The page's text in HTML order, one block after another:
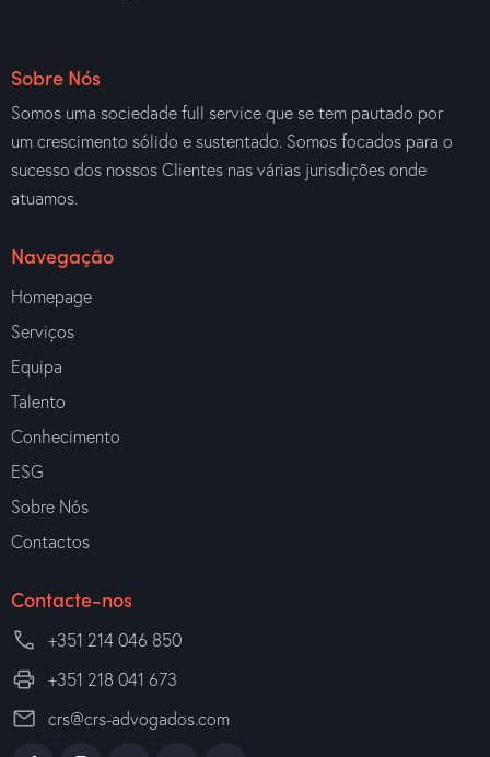
Sobre Nós
Somos uma sociedade full service que se tem pautado por
um crescimento sólido e sustentado. Somos focados para o
sucesso dos nossos Clientes nas várias jurisdições onde
atuamos.
Navegação
Homepage
Serviços
Equipa
Talento
Conhecimento
ESG
Sobre Nós
Contactos
Contacte-nos
+351 214 046 850
+351 218 041 673
crs@crs-advogados.com